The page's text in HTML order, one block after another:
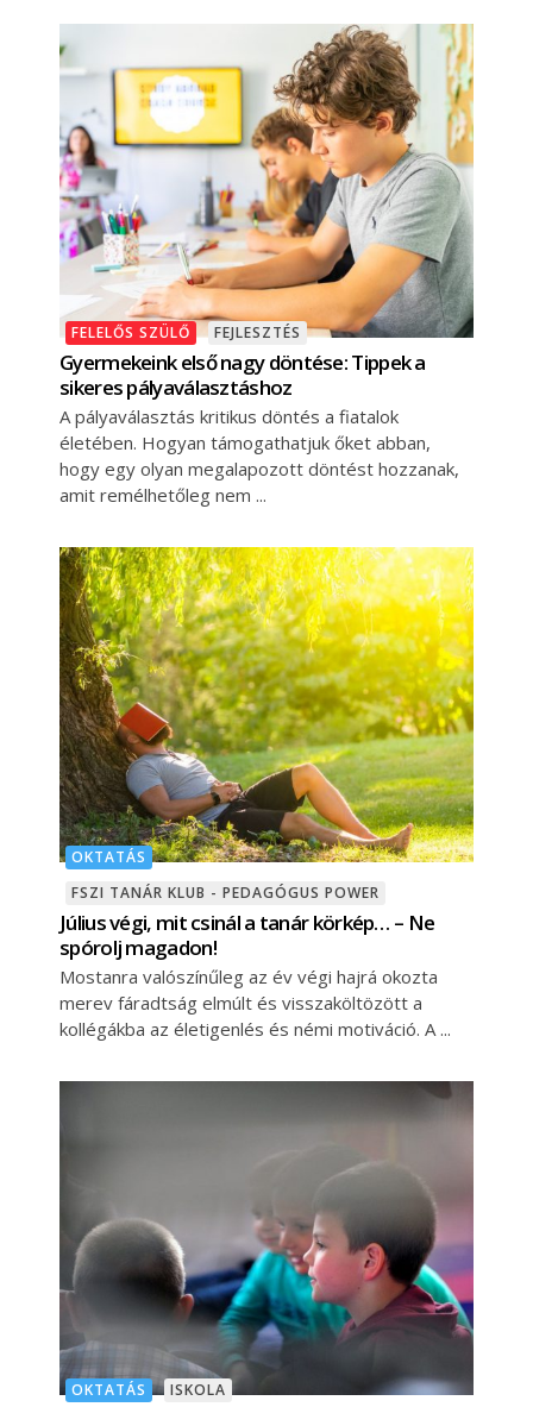
FELELŐS SZÜLŐ FEJLESZTÉS
Gyermekeink első nagy döntése: Tippek a
sikeres pályaválasztáshoz
A pályaválasztás kritikus döntés a fiatalok
életében. Hogyan támogathatjuk őket abban,
hogy egy olyan megalapozott döntést hozzanak,
amit remélhetőleg nem
OKTATÁS
FSZI TANÁR KLUB - PEDAGÓGUS POWER
Július végi, mit csinál a tanár körkép… – Ne
spórolj magadon!
Mostanra valószínűleg az év végi hajrá okozta
merev fáradtság elmúlt és visszaköltözött a
kollégákba az életigenlés és némi motiváció. A
OKTATÁS ISKOLA